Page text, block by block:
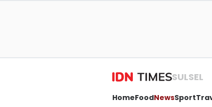
SULSEL
HomeFoodNewsSport